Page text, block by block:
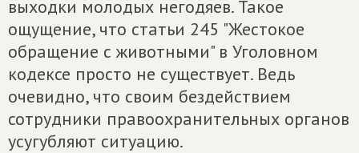
выходки молодых негодяев. Такое
ощущение, что статьи 245 "Жестокое
обращение с животными" в Уголовном
кодексе просто не существует. Ведь
очевидно, что своим бездействием
сотрудники правоохранительных органов
усугубляют ситуацию.